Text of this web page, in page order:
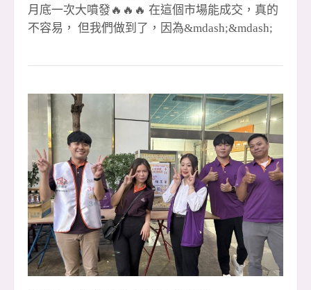
月底一次大噴發🔥🔥🔥 在這個市場能成交，真的
不容易， 但我們做到了，因為&mdash;&mdash;
都是汗水、專業和信任的結晶， 更是團隊彼此扶
｜十月最強戰力亮相！ 1 簽 👉 李店🎉、友店🎉 2
簽 👉 淑惠🎉、晶伊🎉、素真姐🎉 3 簽 👉 玉華🎉
4 簽 👉 廖君經理🎉、致傑 &amp; 運紅🎉 5 簽 👉
采蓁經理🎉、采臣經理🎉 6 簽（聯賣）👉 小偉🎉
（金城店）、桃子經理🎉 7 簽 👉 友店🎉、尼克
經理🎉 👏👏👏 向每位努力拚搏的夥伴致上最高敬
意！ 你們是安信團隊的光，也是所有成交背後真
正的力量！ 🚀 安信團隊・冠軍火力持續延燒 我
們深信： 團隊合作，就能創造奇蹟✨ 每一次成交